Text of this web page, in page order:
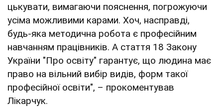
цькувати, вимагаючи пояснення, погрожуючи
усіма можливими карами. Хоч, насправді,
будь-яка методична робота є професійним
навчанням працівників. А стаття 18 Закону
України "Про освіту" гарантує, що людина має
право на вільний вибір видів, форм такої
професійної освіти", – прокоментував
Лікарчук.